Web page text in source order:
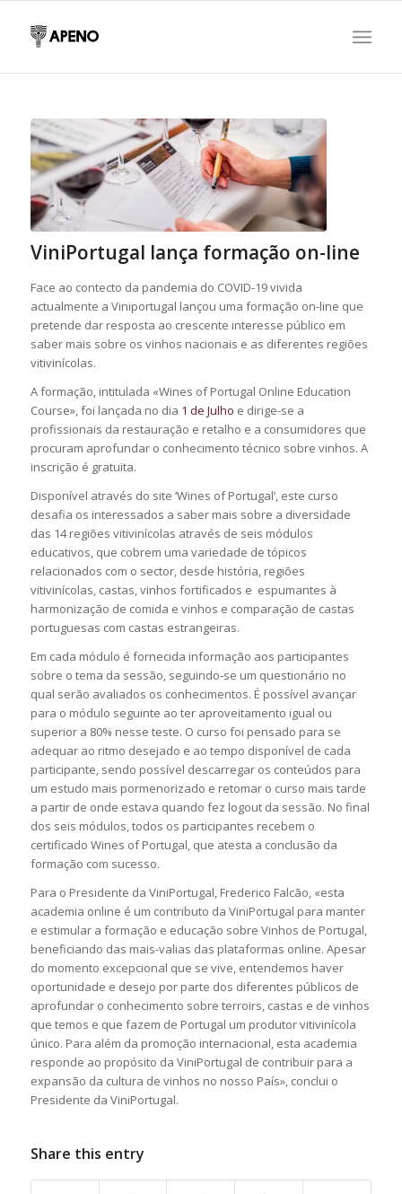
ViniPortugal lança formação on-line
Face ao contecto da pandemia do COVID-19 vivida
actualmente a Viniportugal lançou uma formação on-line que
pretende dar resposta ao crescente interesse público em
saber mais sobre os vinhos nacionais e as diferentes regiões
vitivinícolas.
A formação, intitulada «Wines of Portugal Online Education
Course», foi lançada no dia 1 de Julho e dirige-se a
profissionais da restauração e retalho e a consumidores que
procuram aprofundar o conhecimento técnico sobre vinhos. A
inscrição é gratuita.
Disponível através do site ‘Wines of Portugal’, este curso
desafia os interessados a saber mais sobre a diversidade
das 14 regiões vitivinícolas através de seis módulos
educativos, que cobrem uma variedade de tópicos
relacionados com o sector, desde história, regiões
vitivinícolas, castas, vinhos fortificados e espumantes à
harmonização de comida e vinhos e comparação de castas
portuguesas com castas estrangeiras.
Em cada módulo é fornecida informação aos participantes
sobre o tema da sessão, seguindo-se um questionário no
qual serão avaliados os conhecimentos. É possível avançar
para o módulo seguinte ao ter aproveitamento igual ou
superior a 80% nesse teste. O curso foi pensado para se
adequar ao ritmo desejado e ao tempo disponível de cada
participante, sendo possível descarregar os conteúdos para
um estudo mais pormenorizado e retomar o curso mais tarde
a partir de onde estava quando fez logout da sessão. No final
dos seis módulos, todos os participantes recebem o
certificado Wines of Portugal, que atesta a conclusão da
formação com sucesso.
Para o Presidente da ViniPortugal, Frederico Falcão, «esta
academia online é um contributo da ViniPortugal para manter
e estimular a formação e educação sobre Vinhos de Portugal,
beneficiando das mais-valias das plataformas online. Apesar
do momento excepcional que se vive, entendemos haver
oportunidade e desejo por parte dos diferentes públicos de
aprofundar o conhecimento sobre terroirs, castas e de vinhos
que temos e que fazem de Portugal um produtor vitivinícola
único. Para além da promoção internacional, esta academia
responde ao propósito da ViniPortugal de contribuir para a
expansão da cultura de vinhos no nosso País», conclui o
Presidente da ViniPortugal.
Share this entry